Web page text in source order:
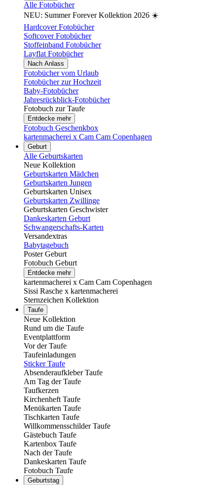
Alle Fotobücher
NEU: Summer Forever Kollektion 2026 ☀️
Hardcover Fotobücher
Softcover Fotobücher
Stoffeinband Fotobücher
Layflat Fotobücher
Nach Anlass
Fotobücher vom Urlaub
Fotobücher zur Hochzeit
Baby-Fotobücher
Jahresrückblick-Fotobücher
Fotobuch zur Taufe
Entdecke mehr
Fotobuch Geschenkbox
kartenmacherei x Cam Cam Copenhagen
Geburt
Alle Geburtskarten
Neue Kollektion
Geburtskarten Mädchen
Geburtskarten Jungen
Geburtskarten Unisex
Geburtskarten Zwillinge
Geburtskarten Geschwister
Dankeskarten Geburt
Schwangerschafts-Karten
Versandextras
Babytagebuch
Poster Geburt
Fotobuch Geburt
Entdecke mehr
kartenmacherei x Cam Cam Copenhagen
Sissi Rasche x kartenmacherei
Sternzeichen Kollektion
Taufe
Neue Kollektion
Rund um die Taufe
Eventplattform
Vor der Taufe
Taufeinladungen
Sticker Taufe
Absenderaufkleber Taufe
Am Tag der Taufe
Taufkerzen
Kirchenheft Taufe
Menükarten Taufe
Tischkarten Taufe
Willkommensschilder Taufe
Gästebuch Taufe
Kartenbox Taufe
Nach der Taufe
Dankeskarten Taufe
Fotobuch Taufe
Geburtstag